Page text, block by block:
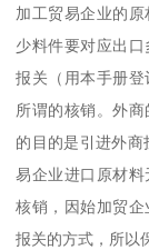
加工贸易企业的
少料件要对应出
报关（用本手册
所谓的核销。外
的目的是引进外
易企业进口原材
核销，因始加贸
报关的方式，所以